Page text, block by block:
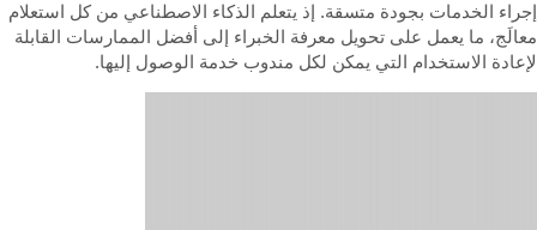
الخدمات بجودة متسقة. إذ يتعلم الذكاء الاصطناعي من كل استعلام
ما يعمل على تحويل معرفة الخبراء إلى أفضل الممارسات القابلة
الاستخدام التي يمكن لكل مندوب خدمة الوصول إليها.